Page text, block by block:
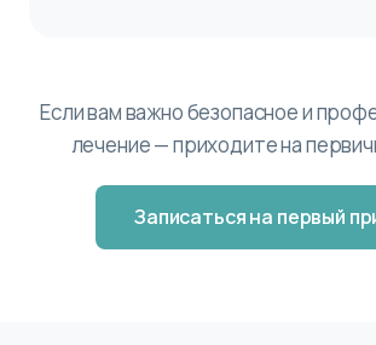
Если вам важно безопасное и
лечение — приходите на
Записаться на первый